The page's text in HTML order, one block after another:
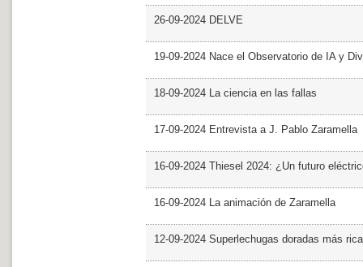
26-09-2024 DELVE
19-09-2024 Nace el Observatorio de IA y
18-09-2024 La ciencia en las fallas
17-09-2024 Entrevista a J. Pablo Zaramella
16-09-2024 Thiesel 2024: ¿Un futuro
16-09-2024 La animación de Zaramella
12-09-2024 Superlechugas doradas más